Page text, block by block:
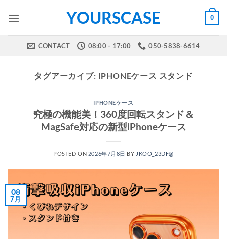
YOURSCASE 0
CONTACT 08:00 - 17:00 050-5838-6614
タグアーカイブ: IPHONEケース スタンド
IPHONEケース
究極の機能美！360度回転スタンド＆
MagSafe対応の新型iPhoneケース
POSTED ON 2026年7月8日 BY JKOO_23DF@
08
7月